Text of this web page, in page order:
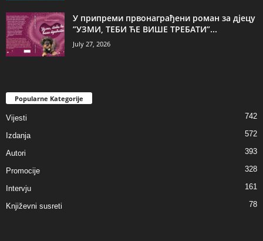
У припреми првонаграђени роман за дјецу
”УЗМИ, ТЕБИ ЋЕ ВИШЕ ТРЕБАТИ”...
July 27, 2026
Popularne Kategorije
Vijesti 742
Izdanja 572
Autori 393
Promocije 328
Intervju 161
Književni susreti 78